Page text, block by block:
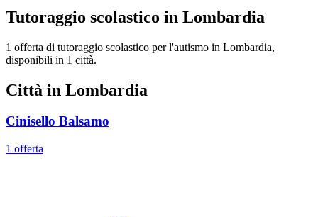
Tutoraggio scolastico in Lombardia
1 offerta di tutoraggio scolastico per l'autismo in Lombardia,
disponibili in 1 città.
Città in Lombardia
Cinisello Balsamo
1 offerta